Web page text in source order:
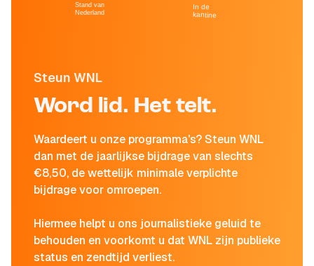
Steun WNL
Word lid. Het telt.
Waardeert u onze programma's? Steun WNL
dan met de jaarlijkse bijdrage van slechts
€8,50, de wettelijk minimale verplichte
bijdrage voor omroepen.
Hiermee helpt u ons journalistieke geluid te
behouden en voorkomt u dat WNL zijn publieke
status en zendtijd verliest.
Stand van
Nederland
In de
kantine